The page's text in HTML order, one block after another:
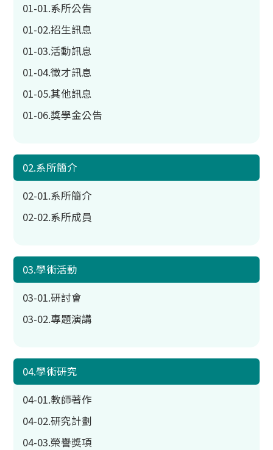
01-01.系所公告
01-02.招生訊息
01-03.活動訊息
01-04.徵才訊息
01-05.其他訊息
01-06.獎學金公告
02.系所簡介
02-01.系所簡介
02-02.系所成員
03.學術活動
03-01.研討會
03-02.專題演講
04.學術研究
04-01.教師著作
04-02.研究計劃
04-03.榮譽獎項